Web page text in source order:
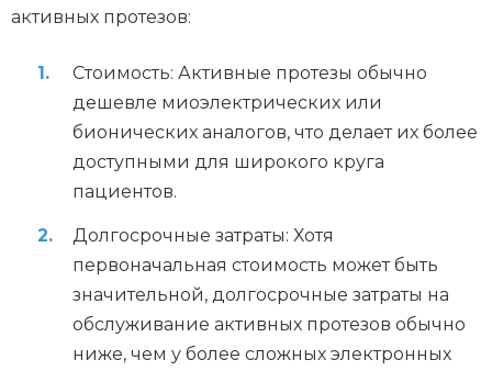
активных протезов:
Стоимость: Активные протезы обычно
дешевле миоэлектрических или
бионических аналогов, что делает их более
доступными для широкого круга
пациентов.
Долгосрочные затраты: Хотя
первоначальная стоимость может быть
значительной, долгосрочные затраты на
обслуживание активных протезов обычно
ниже, чем у более сложных электронных